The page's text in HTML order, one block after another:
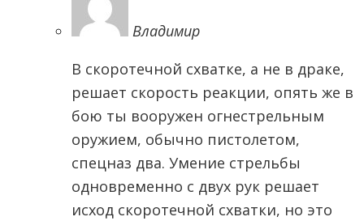
Владимир
В скоротечной схватке, а не в драке,
решает скорость реакции, опять же в
бою ты вооружен огнестрельным
оружием, обычно пистолетом,
спецназ два. Умение стрельбы
одновременно с двух рук решает
исход скоротечной схватки, но это